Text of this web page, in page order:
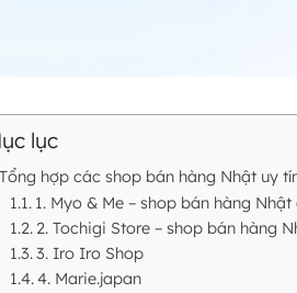
lục
Tổng hợp các shop bán hàng Nhật uy
1. Myo & Me – shop bán hàng
2. Tochigi Store – shop bán hàng
3. Iro Iro Shop
4. Marie.japan